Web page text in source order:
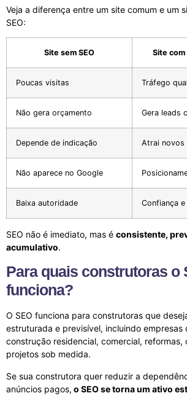
Veja a diferença entre um site comum e um
SEO:
Site sem SEO Site
Poucas visitas Tráfego
Não gera orçamento Gera leads
Depende de indicação Atrai novos
Não aparece no Google
Baixa autoridade Confiança
SEO não é imediato, mas é consistente,
acumulativo.
Para quais construtoras o
funciona?
O SEO funciona para construtoras que
estruturada e previsível, incluindo empresas
construção residencial, comercial, reformas,
projetos sob medida.
Se sua construtora quer reduzir a
anúncios pagos, o SEO se torna um ativo